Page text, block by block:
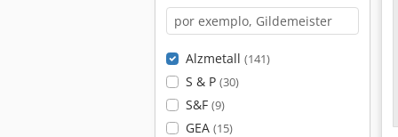
Alzmetall (141)
S & P (30)
S&F (9)
GEA (15)